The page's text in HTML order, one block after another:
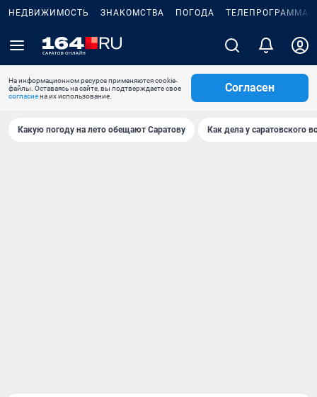
НЕДВИЖИМОСТЬ ЗНАКОМСТВА ПОГОДА ТЕЛЕПРОГРАММА
На информационном ресурсе применяются cookie-
файлы. Оставаясь на сайте, вы подтверждаете свое
согласиена их использование.
Согласен
Какую погоду на лето обещают Саратову Как дела у саратовского